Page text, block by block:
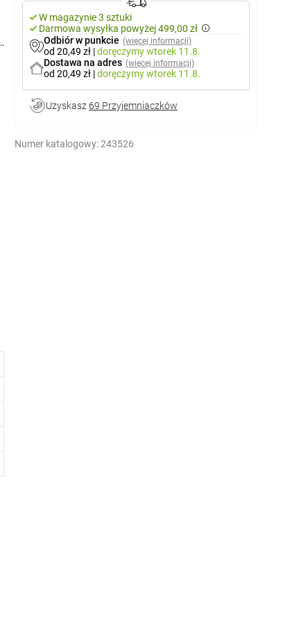
W magazynie 3 sztuki
Darmowa wysyłka powyżej 499,00 zł
Odbiór w punkcie (więcej informacji)
od 20,49 zł |doręczymywtorek 11.8.
Dostawa na adres (więcej informacji)
od 20,49 zł |doręczymywtorek 11.8.
Uzyskasz 69 Przyjemniaczków
Numer katalogowy:243526